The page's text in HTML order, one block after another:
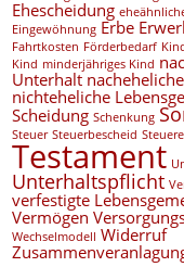
Ehescheidung
Eingewöhnung Erbe
Fahrtkosten Förderbedarf
Kind minderjähriges Kind
Unterhalt
nichteheliche
Scheidung Schenkung
Steuer Steuerbescheid
Testament
Unterhaltspflicht
verfestigte
Vermögen
Wechselmodell Widerruf